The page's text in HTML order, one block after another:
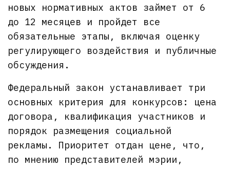
новых нормативных актов займет от 6
до 12 месяцев и пройдет все
обязательные этапы, включая оценку
регулирующего воздействия и публичные
обсуждения.
Федеральный закон устанавливает три
основных критерия для конкурсов: цена
договора, квалификация участников и
порядок размещения социальной
рекламы. Приоритет отдан цене, что,
по мнению представителей мэрии,